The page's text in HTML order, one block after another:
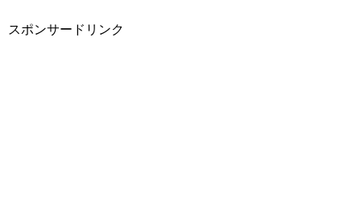
スポンサードリンク